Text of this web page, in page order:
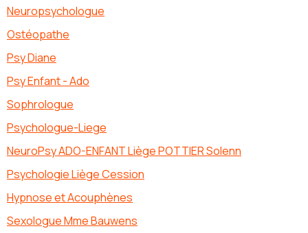
Neuropsychologue
Ostéopathe
Psy Diane
Psy Enfant - Ado
Sophrologue
Psychologue-Liege
NeuroPsy ADO-ENFANT Liège POTTIER Solenn
Psychologie Liège Cession
Hypnose et Acouphènes
Sexologue Mme Bauwens